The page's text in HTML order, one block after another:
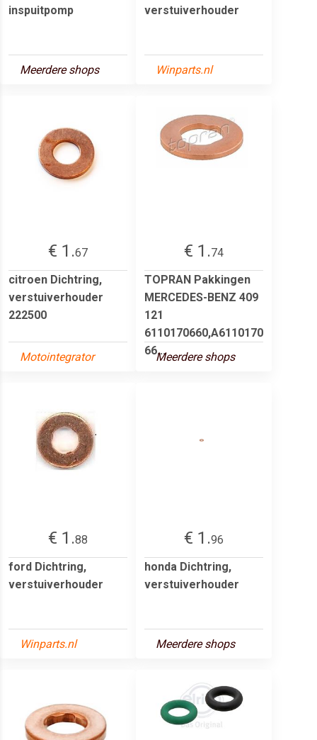
inspuitpomp
Meerdere shops
verstuiverhouder
Winparts.nl
€ 1.67
citroen Dichtring,
verstuiverhouder
222500
Motointegrator
€ 1.74
TOPRAN Pakkingen
MERCEDES-BENZ 409
121
6110170660,A6110170
66...Meerdere shops
€ 1.88
ford Dichtring,
verstuiverhouder
Winparts.nl
€ 1.96
honda Dichtring,
verstuiverhouder
Meerdere shops